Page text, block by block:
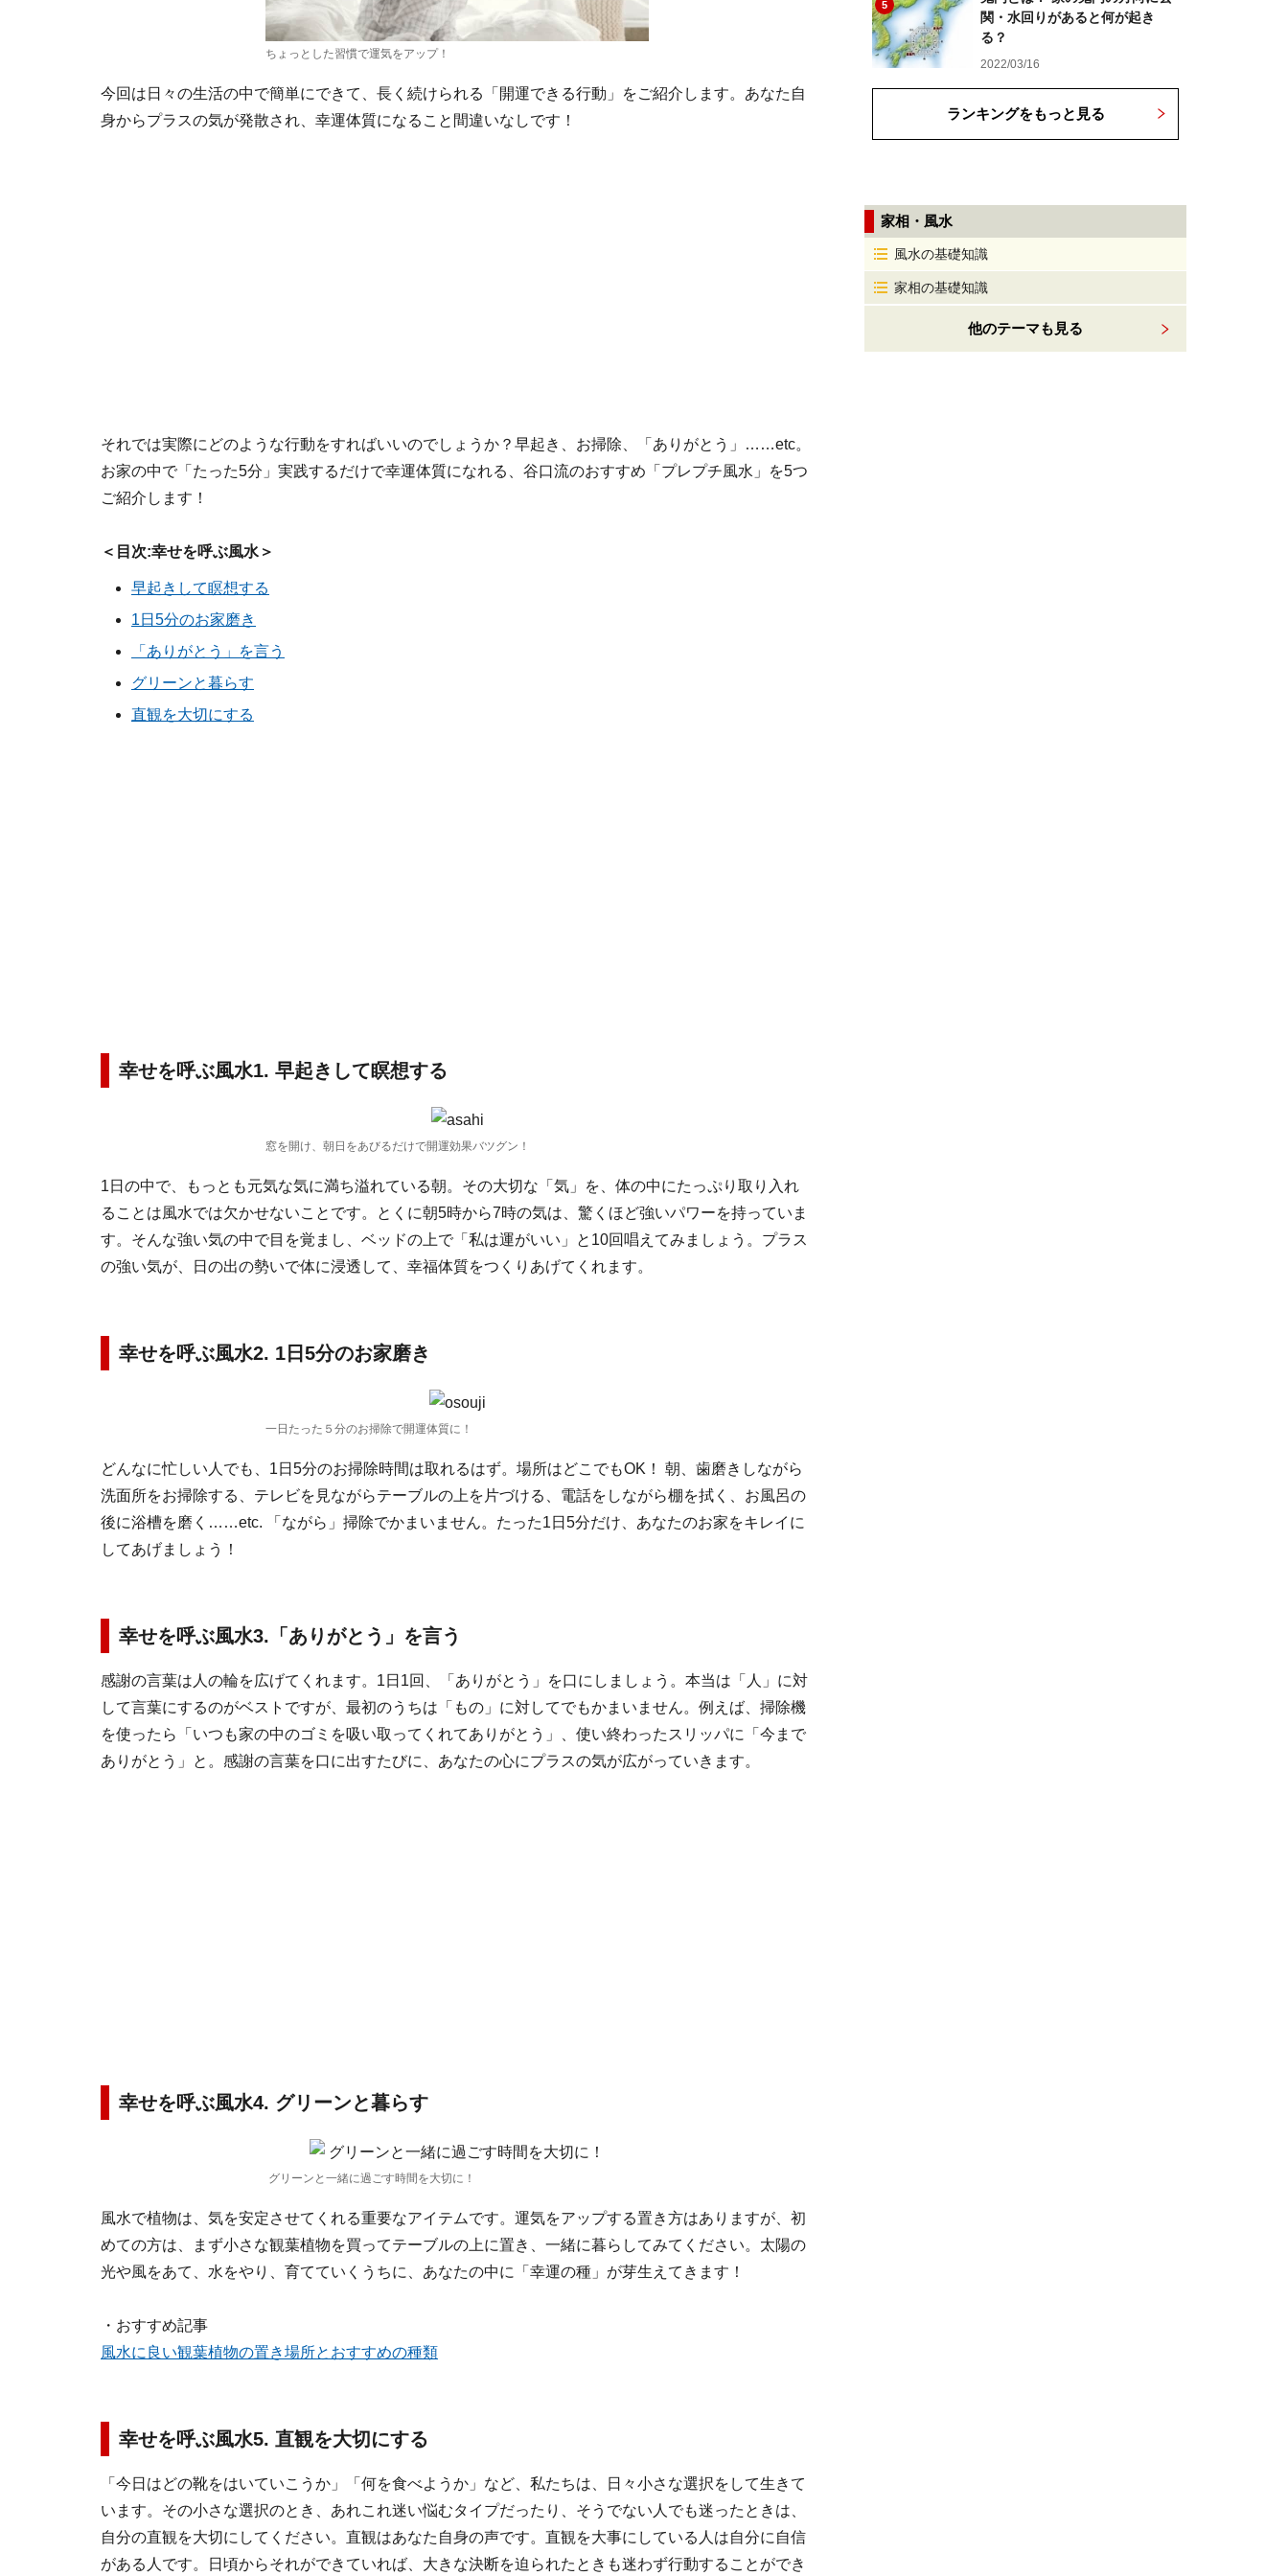
ちょっとした習慣で運気をアップ！
今回は日々の生活の中で簡単にできて、長く続けられる「開運できる行動」をご紹介します。あなた自
身からプラスの気が発散され、幸運体質になること間違いなしです！
それでは実際にどのような行動をすればいいのでしょうか？早起き、お掃除、「ありがとう」……etc。
お家の中で「たった5分」実践するだけで幸運体質になれる、谷口流のおすすめ「プレプチ風水」を5つ
ご紹介します！
＜目次:幸せを呼ぶ風水＞
早起きして瞑想する
1日5分のお家磨き
「ありがとう」を言う
グリーンと暮らす
直観を大切にする
幸せを呼ぶ風水1. 早起きして瞑想する
窓を開け、朝日をあびるだけで開運効果バツグン！
1日の中で、もっとも元気な気に満ち溢れている朝。その大切な「気」を、体の中にたっぷり取り入れ
ることは風水では欠かせないことです。とくに朝5時から7時の気は、驚くほど強いパワーを持っていま
す。そんな強い気の中で目を覚まし、ベッドの上で「私は運がいい」と10回唱えてみましょう。プラス
の強い気が、日の出の勢いで体に浸透して、幸福体質をつくりあげてくれます。
幸せを呼ぶ風水2. 1日5分のお家磨き
一日たった５分のお掃除で開運体質に！
どんなに忙しい人でも、1日5分のお掃除時間は取れるはず。場所はどこでもOK！ 朝、歯磨きしながら
洗面所をお掃除する、テレビを見ながらテーブルの上を片づける、電話をしながら棚を拭く、お風呂の
後に浴槽を磨く……etc. 「ながら」掃除でかまいません。たった1日5分だけ、あなたのお家をキレイに
してあげましょう！
幸せを呼ぶ風水3.「ありがとう」を言う
感謝の言葉は人の輪を広げてくれます。1日1回、「ありがとう」を口にしましょう。本当は「人」に対
して言葉にするのがベストですが、最初のうちは「もの」に対してでもかまいません。例えば、掃除機
を使ったら「いつも家の中のゴミを吸い取ってくれてありがとう」、使い終わったスリッパに「今まで
ありがとう」と。感謝の言葉を口に出すたびに、あなたの心にプラスの気が広がっていきます。
幸せを呼ぶ風水4. グリーンと暮らす
グリーンと一緒に過ごす時間を大切に！
風水で植物は、気を安定させてくれる重要なアイテムです。運気をアップする置き方はありますが、初
めての方は、まず小さな観葉植物を買ってテーブルの上に置き、一緒に暮らしてみてください。太陽の
光や風をあて、水をやり、育てていくうちに、あなたの中に「幸運の種」が芽生えてきます！
・おすすめ記事
風水に良い観葉植物の置き場所とおすすめの種類
幸せを呼ぶ風水5. 直観を大切にする
「今日はどの靴をはいていこうか」「何を食べようか」など、私たちは、日々小さな選択をして生きて
います。その小さな選択のとき、あれこれ迷い悩むタイプだったり、そうでない人でも迷ったときは、
自分の直観を大切にしてください。直観はあなた自身の声です。直観を大事にしている人は自分に自信
がある人です。日頃からそれができていれば、大きな決断を迫られたときも迷わず行動することができ
5
関・水回りがあると何が起き
る？
2022/03/16
ランキングをもっと見る
家相・風水
風水の基礎知識
家相の基礎知識
他のテーマも見る